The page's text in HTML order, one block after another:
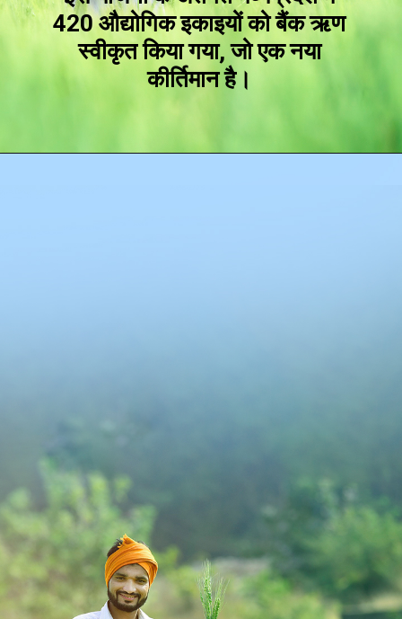
420 औद्योगिक इकाइयों को बैंक ऋण
स्वीकृत किया गया, जो एक नया
कीर्तिमान है।